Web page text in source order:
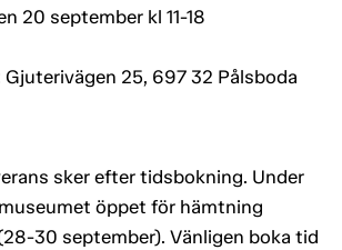
20 september kl 11-18
25, 697 32 Pålsboda
sker efter tidsbokning. Under
öppet för hämtning
30 september). Vänligen boka tid